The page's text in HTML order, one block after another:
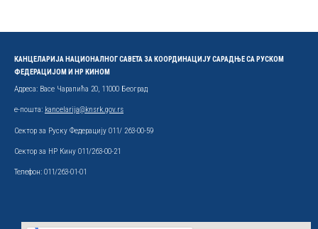
КАНЦЕЛАРИЈА НАЦИОНАЛНОГ САВЕТА ЗА КООРДИНАЦИЈУ САРАДЊЕ СА РУСКОМ
ФЕДЕРАЦИЈОМ И НР КИНОМ
Адреса: Васе Чарапића 20, 11000 Београд
е-пошта: kancelarija@knsrk.gov.rs
Сектор за Руску Федерацију 011/ 263-00-59
Сектор за НР Кину 011/263-00-21
Телефон: 011/263-01-01